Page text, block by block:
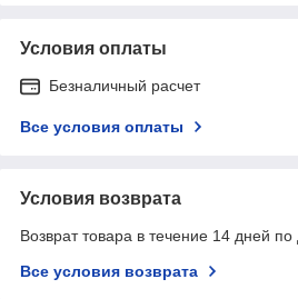
Условия оплаты
Безналичный расчет
Все условия оплаты
Условия возврата
Возврат товара в течение 14 дней по
Все условия возврата